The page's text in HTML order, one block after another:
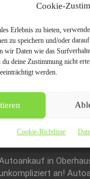
Cookie-
Erlebnis zu bieten,
zu speichern und/oder
wir Daten wie das
du deine Zustimmung nicht
werden.
Cookie-Richtlinie
– AUCH DEFEKT!
Wir
in
an!